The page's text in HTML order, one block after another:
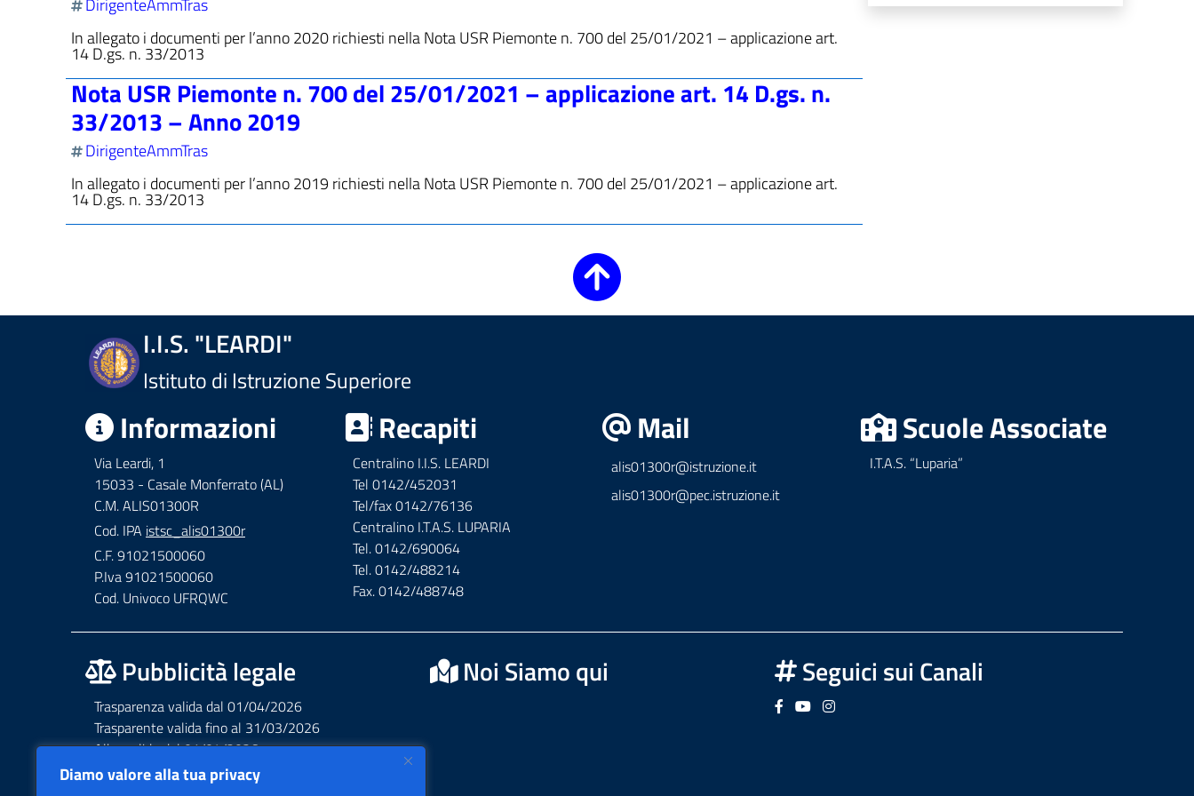
Diamo valore alla tua privacy
DirigenteAmmTras
In allegato i documenti per l’anno 2020 richiesti nella Nota USR Piemonte n. 700 del 25/01/2021 – applicazione art.
14 D.gs. n. 33/2013
Nota USR Piemonte n. 700 del 25/01/2021 – applicazione art. 14 D.gs. n.
33/2013 – Anno 2019
DirigenteAmmTras
In allegato i documenti per l’anno 2019 richiesti nella Nota USR Piemonte n. 700 del 25/01/2021 – applicazione art.
14 D.gs. n. 33/2013
I.I.S. "LEARDI"
Istituto di Istruzione Superiore
Informazioni
Via Leardi, 1
15033 - Casale Monferrato (AL)
C.M. ALIS01300R
Cod. IPA istsc_alis01300r
C.F. 91021500060
P.Iva 91021500060
Cod. Univoco UFRQWC
Recapiti
Centralino I.I.S. LEARDI
Tel 0142/452031
Tel/fax 0142/76136
Centralino I.T.A.S. LUPARIA
Tel. 0142/690064
Tel. 0142/488214
Fax. 0142/488748
Mail
alis01300r@istruzione.it
alis01300r@pec.istruzione.it
Scuole Associate
I.T.A.S. “Luparia”
Pubblicità legale
Trasparenza valida dal 01/04/2026
Trasparente valida fino al 31/03/2026
Albo valido dal 01/04/2026
Albo valido fino al 31/03/2026
Noi Siamo qui Seguici sui Canali
Seguici su Facebook
Seguici su YouTube
Seguici su Instagram